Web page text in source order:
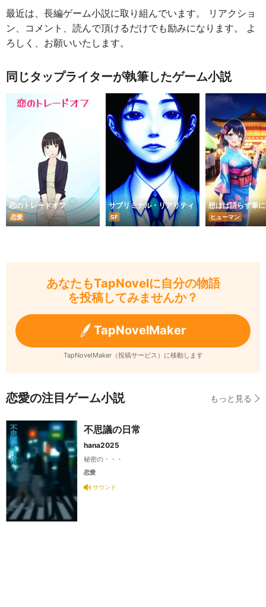
最近は、長編ゲーム小説に取り組んでいます。 リアクショ
ン、コメント、読んで頂けるだけでも励みになります。 よ
ろしく、お願いいたします。
同じタップライターが執筆したゲーム小説
恋のトレードオフ
恋愛
サブリミナル・リアリティ
SF
想はば語らず筆
ヒューマン
あなたもTapNovelに自分の物語
を投稿してみませんか？
TapNovelMaker
TapNovelMaker（投稿サービス）に移動します
恋愛の注目ゲーム小説 もっと見る
不思議の日常
hana2025
秘密の・・・
恋愛
サウンド